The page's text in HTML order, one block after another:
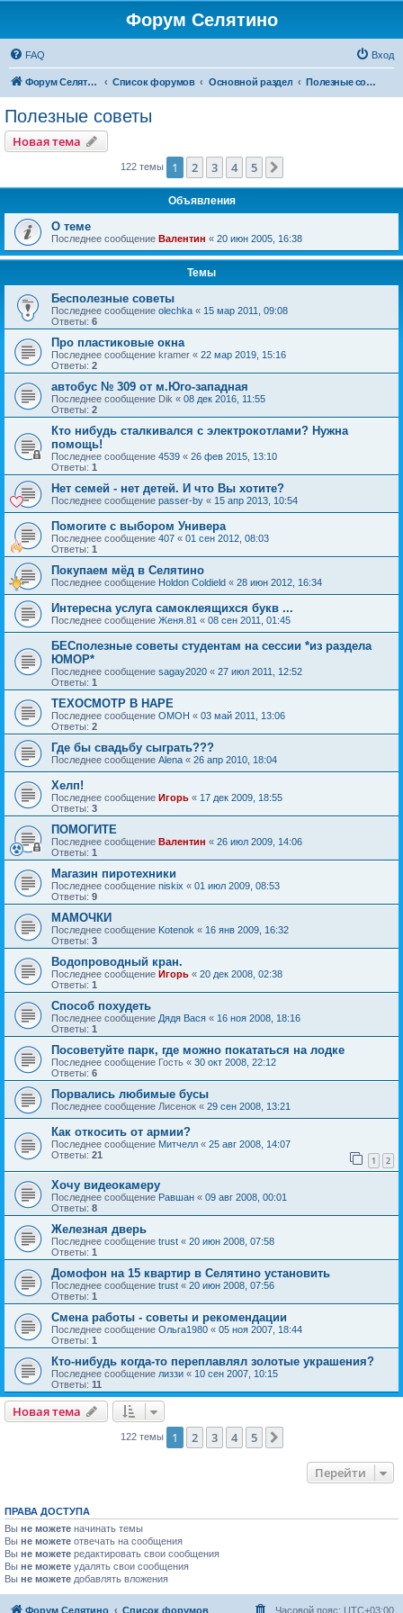
Форум Селятино
FAQ Вход
Форум Селятино Список форумов Основной раздел Полезные советы
Полезные советы
Новая тема
122 темы 1 2 3 4 5
Объявления
О теме
Последнее сообщение Валентин « 20 июн 2005, 16:38
Темы
Бесполезные советы
Последнее сообщение olechka « 15 мар 2011, 09:08
Ответы: 6
Про пластиковые окна
Последнее сообщение kramer « 22 мар 2019, 15:16
Ответы: 2
автобус № 309 от м.Юго-западная
Последнее сообщение Dik « 08 дек 2016, 11:55
Ответы: 2
Кто нибудь сталкивался с электрокотлами? Нужна
помощь!
Последнее сообщение 4539 « 26 фев 2015, 13:10
Ответы: 1
Нет семей - нет детей. И что Вы хотите?
Последнее сообщение passer-by « 15 апр 2013, 10:54
Помогите с выбором Универа
Последнее сообщение 407 « 01 сен 2012, 08:03
Ответы: 1
Покупаем мёд в Селятино
Последнее сообщение Holdon Coldield « 28 июн 2012, 16:34
Интересна услуга самоклеящихся букв ...
Последнее сообщение Женя.81 « 08 сен 2011, 01:45
БЕСполезные советы студентам на сессии *из раздела
ЮМОР*
Последнее сообщение sagay2020 « 27 июл 2011, 12:52
Ответы: 1
ТЕХОСМОТР В НАРЕ
Последнее сообщение OMOH « 03 май 2011, 13:06
Ответы: 2
Где бы свадьбу сыграть???
Последнее сообщение Alena « 26 апр 2010, 18:04
Хелп!
Последнее сообщение Игорь « 17 дек 2009, 18:55
Ответы: 3
ПОМОГИТЕ
Последнее сообщение Валентин « 26 июл 2009, 14:06
Ответы: 1
Магазин пиротехники
Последнее сообщение niskix « 01 июл 2009, 08:53
Ответы: 9
МАМОЧКИ
Последнее сообщение Kotenok « 16 янв 2009, 16:32
Ответы: 3
Водопроводный кран.
Последнее сообщение Игорь « 20 дек 2008, 02:38
Ответы: 1
Способ похудеть
Последнее сообщение Дядя Вася « 16 ноя 2008, 18:16
Ответы: 1
Посоветуйте парк, где можно покататься на лодке
Последнее сообщение Гость « 30 окт 2008, 22:12
Ответы: 6
Порвались любимые бусы
Последнее сообщение Лисенок « 29 сен 2008, 13:21
Как откосить от армии?
Последнее сообщение Митчелл « 25 авг 2008, 14:07
Ответы: 21 1 2
Хочу видеокамеру
Последнее сообщение Равшан « 09 авг 2008, 00:01
Ответы: 8
Железная дверь
Последнее сообщение trust « 20 июн 2008, 07:58
Ответы: 1
Домофон на 15 квартир в Селятино установить
Последнее сообщение trust « 20 июн 2008, 07:56
Ответы: 1
Смена работы - советы и рекомендации
Последнее сообщение Ольга1980 « 05 ноя 2007, 18:44
Ответы: 1
Кто-нибудь когда-то переплавлял золотые украшения?
Последнее сообщение лиззи « 10 сен 2007, 10:15
Ответы: 11
Новая тема
122 темы 1 2 3 4 5
Перейти
ПРАВА ДОСТУПА
Вы не можете начинать темы
Вы не можете отвечать на сообщения
Вы не можете редактировать свои сообщения
Вы не можете удалять свои сообщения
Вы не можете добавлять вложения
Форум Селятино Список форумов Часовой пояс: UTC+03:00